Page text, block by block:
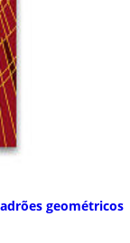
geométricos